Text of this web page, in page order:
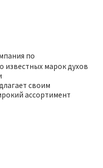
по
марок духов
своим
ассортимент